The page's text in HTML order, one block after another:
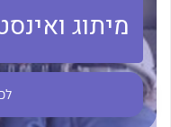
מיתוג